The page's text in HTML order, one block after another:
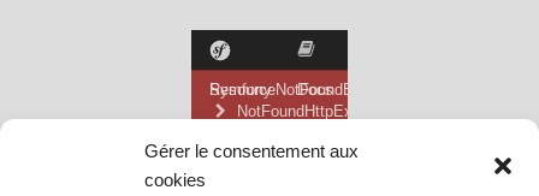
Gérer le consentement aux
cookies